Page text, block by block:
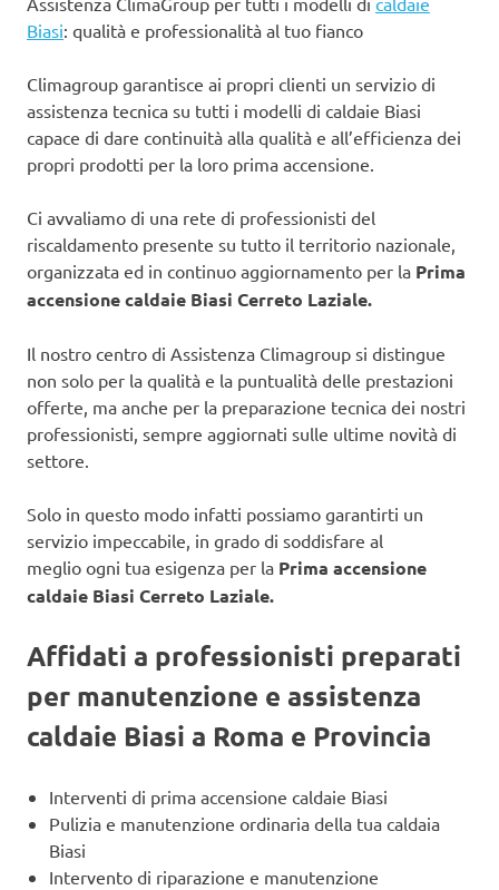
Biasi: qualità e professionalità al tuo fianco
Climagroup garantisce ai propri clienti un servizio di
assistenza tecnica su tutti i modelli di caldaie Biasi
capace di dare continuità alla qualità e all’efficienza dei
propri prodotti per la loro prima accensione.
Ci avvaliamo di una rete di professionisti del
riscaldamento presente su tutto il territorio nazionale,
organizzata ed in continuo aggiornamento per la Prima
accensione caldaie Biasi Cerreto Laziale.
Il nostro centro di Assistenza Climagroup si distingue
non solo per la qualità e la puntualità delle prestazioni
offerte, ma anche per la preparazione tecnica dei nostri
professionisti, sempre aggiornati sulle ultime novità di
settore.
Solo in questo modo infatti possiamo garantirti un
servizio impeccabile, in grado di soddisfare al
meglio ogni tua esigenza per la Prima accensione
caldaie Biasi Cerreto Laziale.
Affidati a professionisti preparati
per manutenzione e assistenza
caldaie Biasi a Roma e Provincia
Interventi di prima accensione caldaie Biasi
Pulizia e manutenzione ordinaria della tua caldaia
Biasi
Intervento di riparazione e manutenzione